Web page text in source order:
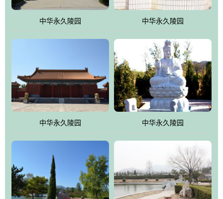
中华永久陵园 中华永久陵园
中华永久陵园 中华永久陵园